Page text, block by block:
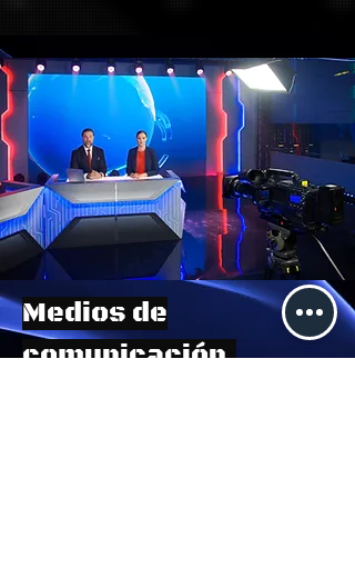
Medios de
comunicación.